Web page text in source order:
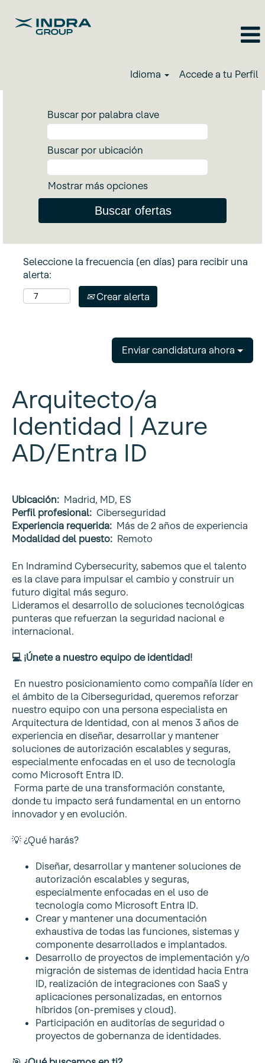
Idioma Accede a tu Perfil
Buscar por palabra clave
Buscar por ubicación
Mostrar más opciones
Seleccione la frecuencia (en días) para recibir una
alerta:
Crear alerta
Enviar candidatura ahora
Arquitecto/a
Identidad | Azure
AD/Entra ID
Ubicación: Madrid, MD, ES
Perfil profesional: Ciberseguridad
Experiencia requerida: Más de 2 años de experiencia
Modalidad del puesto: Remoto
En Indramind Cybersecurity, sabemos que el talento
es la clave para impulsar el cambio y construir un
futuro digital más seguro.
Lideramos el desarrollo de soluciones tecnológicas
punteras que refuerzan la seguridad nacional e
internacional.
💻¡Únete a nuestro equipo de identidad!
En nuestro posicionamiento como compañía líder en
el ámbito de la Ciberseguridad, queremos reforzar
nuestro equipo con una persona especialista en
Arquitectura de Identidad, con al menos 3 años de
experiencia en diseñar, desarrollar y mantener
soluciones de autorización escalables y seguras,
especialmente enfocadas en el uso de tecnología
como Microsoft Entra ID.
Forma parte de una transformación constante,
donde tu impacto será fundamental en un entorno
innovador y en evolución.
💡 ¿Qué harás?
Diseñar, desarrollar y mantener soluciones de
autorización escalables y seguras,
especialmente enfocadas en el uso de
tecnología como Microsoft Entra ID.
Crear y mantener una documentación
exhaustiva de todas las funciones, sistemas y
componente desarrollados e implantados.
Desarrollo de proyectos de implementación y/o
migración de sistemas de identidad hacia Entra
ID, realización de integraciones con SaaS y
aplicaciones personalizadas, en entornos
híbridos (on-premises y cloud).
Participación en auditorías de seguridad o
proyectos de gobernanza de identidades.